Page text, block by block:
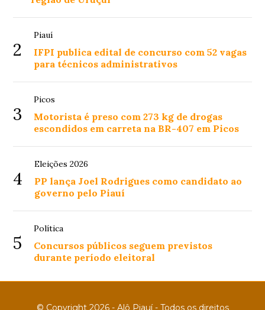
2
Piauí
IFPI publica edital de concurso com 52 vagas
para técnicos administrativos
3
Picos
Motorista é preso com 273 kg de drogas
escondidos em carreta na BR-407 em Picos
4
Eleições 2026
PP lança Joel Rodrigues como candidato ao
governo pelo Piauí
5
Política
Concursos públicos seguem previstos
durante período eleitoral
© Copyright 2026 - Alô Piauí - Todos os direitos